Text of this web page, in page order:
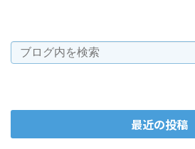
最近の投稿